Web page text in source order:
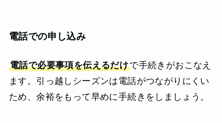
電話での申し込み
電話で必要事項を伝えるだけで手続きがおこなえ
ます。引っ越しシーズンは電話がつながりにくい
ため、余裕をもって早めに手続きをしましょう。